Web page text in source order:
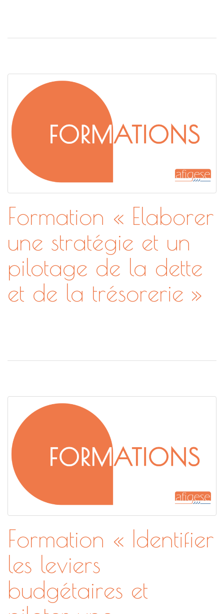
Formation « Elaborer
une stratégie et un
pilotage de la dette
et de la trésorerie »
Formation « Identifier
les leviers
budgétaires et